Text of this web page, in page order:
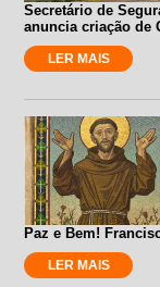
Secretário de
anuncia criação de
LER MAIS
Paz e Bem!
LER MAIS